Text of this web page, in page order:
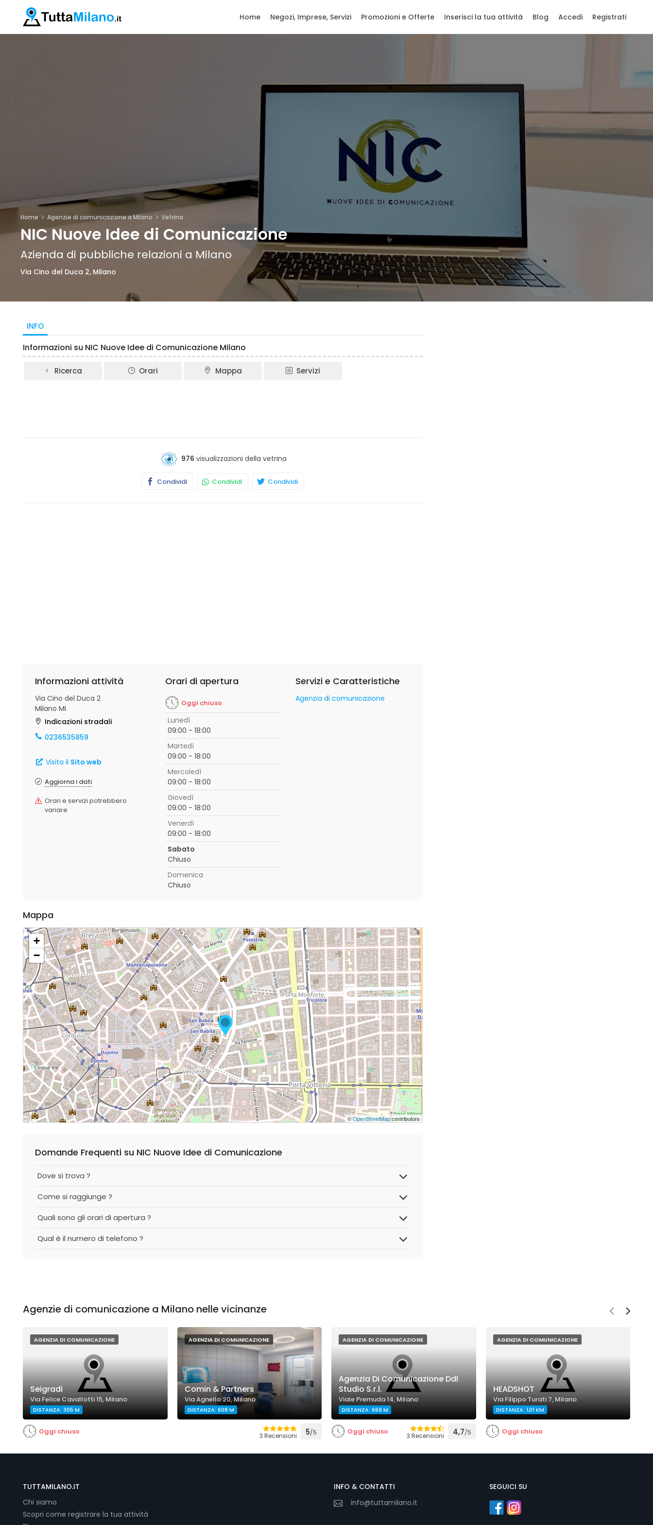
Home Negozi, Imprese, Servizi Promozioni e Offerte Inserisci la tua attività Blog Accedi Registrati
Home Agenzie di comunicazione a Milano Vetrina
NIC Nuove Idee di Comunicazione
Azienda di pubbliche relazioni a Milano
Via Cino del Duca 2, Milano
INFO
Informazioni su NIC Nuove Idee di Comunicazione Milano
Ricerca Orari Mappa Servizi
976 visualizzazioni della vetrina
Condividi Condividi Condividi
Informazioni attività
Via Cino del Duca 2
Milano MI
Indicazioni stradali
0236535859
Visita il Sito web
Aggiorna i dati
Orari e servizi potrebbero
variare
Orari di apertura
Oggi chiuso
Lunedì
09:00 - 18:00
Martedì
09:00 - 18:00
Mercoledì
09:00 - 18:00
Giovedì
09:00 - 18:00
Venerdì
09:00 - 18:00
Sabato
Chiuso
Domenica
Chiuso
Servizi e Caratteristiche
Agenzia di comunicazione
Mappa
+
−
©OpenStreetMapcontributors
Domande Frequenti su NIC Nuove Idee di Comunicazione
Dove si trova ?
Come si raggiunge ?
Quali sono gli orari di apertura ?
Qual è il numero di telefono ?
Agenzie di comunicazione a Milano nelle vicinanze
AGENZIA DI COMUNICAZIONE
Seigradi
Via Felice Cavallotti 15, Milano
DISTANZA: 305 M
Oggi chiuso
AGENZIA DI COMUNICAZIONE
Comin & Partners
Via Agnello 20, Milano
DISTANZA: 608 M
3 Recensioni 5/5
AGENZIA DI COMUNICAZIONE
Agenzia Di Comunicazione Ddl
Studio S.r.l.
Viale Premuda 14, Milano
DISTANZA: 669 M
Oggi chiuso 3 Recensioni 4,7/5
AGENZIA DI COMUNICAZIONE
HEADSHOT
Via Filippo Turati 7, Milano
DISTANZA: 1,01 KM
Oggi chiuso
TUTTAMILANO.IT
Chi siamo
Scopri come registrare la tua attività
INFO & CONTATTI
info@tuttamilano.it
SEGUICI SU